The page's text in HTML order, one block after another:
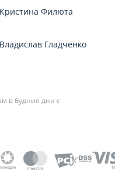
Филюта
Гладченко
в будние дни с